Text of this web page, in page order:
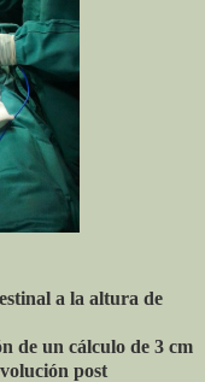
a la altura de
de un cálculo de 3 cm
post